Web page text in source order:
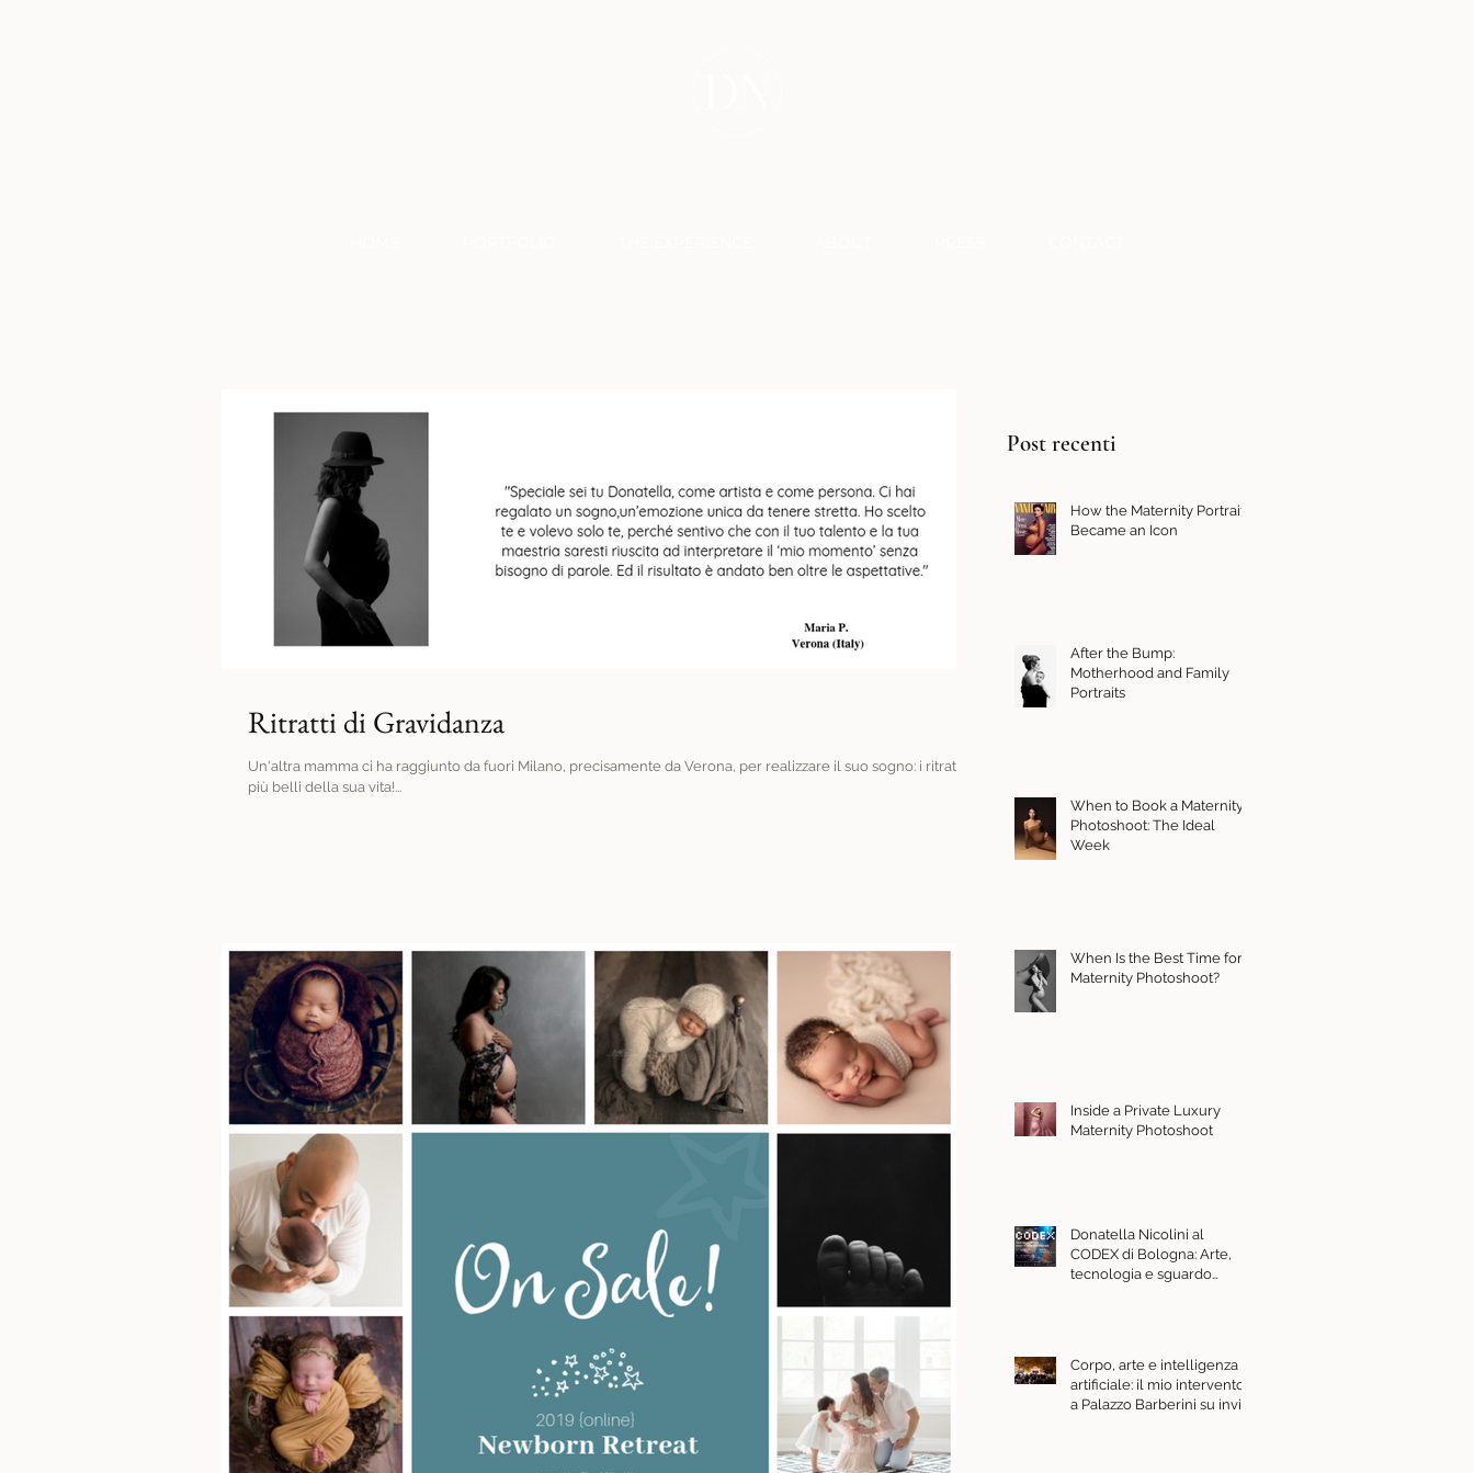
Ritratti di Gravidanza
Un'altra mamma ci ha raggiunto da fuori Milano, precisamente da Verona, per realizzare il suo sogno: i ritratti
più belli della sua vita!...
Post recenti
How the Maternity Portrait
Became an Icon
After the Bump:
Motherhood and Family
Portraits
When to Book a Maternity
Photoshoot: The Ideal
Week
When Is the Best Time for a
Maternity Photoshoot?
Inside a Private Luxury
Maternity Photoshoot
Donatella Nicolini al
CODEX di Bologna: Arte,
tecnologia e sguardo
Corpo, arte e intelligenza
artificiale: il mio intervento
a Palazzo Barberini su invito